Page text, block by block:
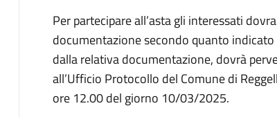
Per partecipare all’asta gli interessati
documentazione secondo quanto indicato
dalla relativa documentazione, dovrà
all’Ufficio Protocollo del Comune di
ore 12.00 del giorno 10/03/2025.